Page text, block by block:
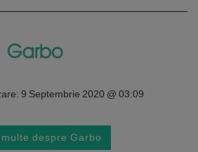
9 Septembrie 2020 @ 03:09
despre Garbo